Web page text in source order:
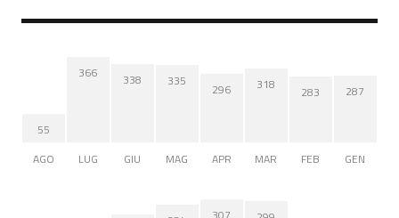
55
AGO
366
LUG
338
GIU
335
MAG
296
APR
318
MAR
283
FEB
287
GEN